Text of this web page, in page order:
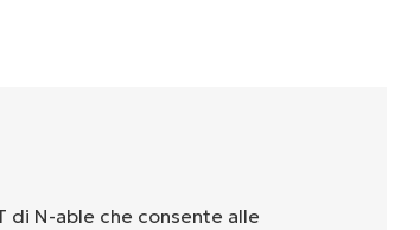
di N-able che consente alle